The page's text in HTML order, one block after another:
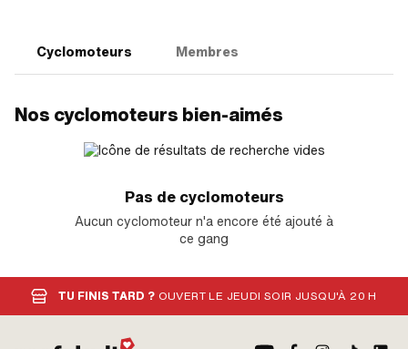
Cyclomoteurs Membres
Nos cyclomoteurs bien-aimés
Pas de cyclomoteurs
Aucun cyclomoteur n'a encore été ajouté à
ce gang
TU FINIS TARD ? OUVERT LE JEUDI SOIR JUSQU'À 20 H